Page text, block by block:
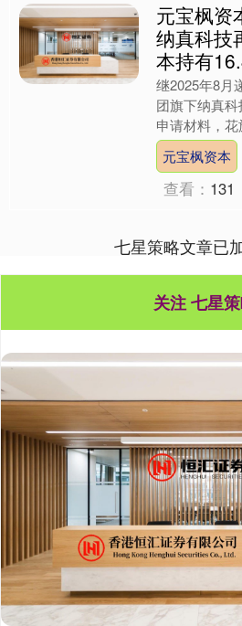
元宝枫资
纳真科技
本持有
继2025年8月
团旗下纳真
申请材料，
人。 招股文
行日期，海信
元宝枫资本
查看： 131
七星策略文章已
关注 七星